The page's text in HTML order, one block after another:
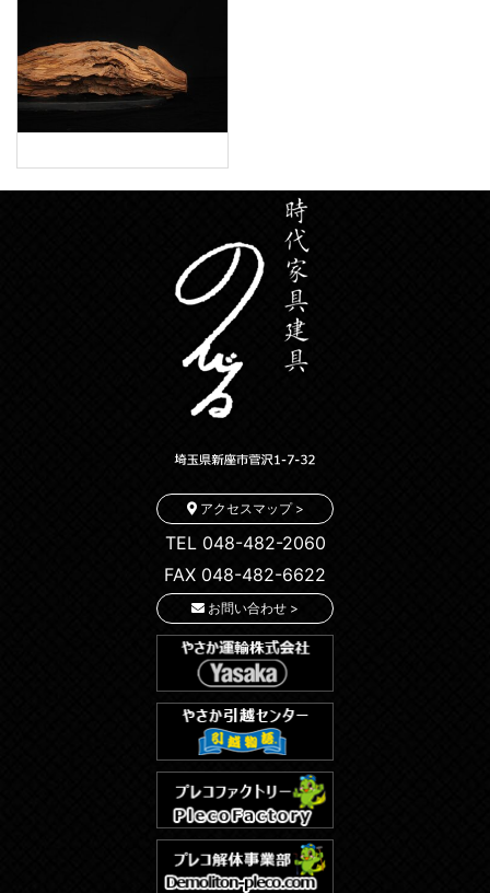
アクセスマップ >
TEL 048-482-2060
FAX 048-482-6622
お問い合わせ >